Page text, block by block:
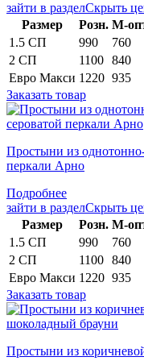
зайти в разделСкрыть
Раз­мер
Розн. М-
1.5 СП
990 760
2 СП
1100 840
Евро Макси 1220 935
Заказать товар
Простыни из
перкали Арно
Подробнее
зайти в разделСкрыть
Раз­мер
Розн. М-
1.5 СП
990 760
2 СП
1100 840
Евро Макси 1220 935
Заказать товар
Простыни из